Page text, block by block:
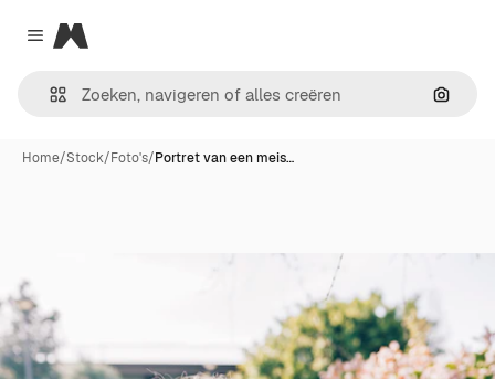
Close menu
Magnific
Home/Stock/Foto's/Portret van een meis…